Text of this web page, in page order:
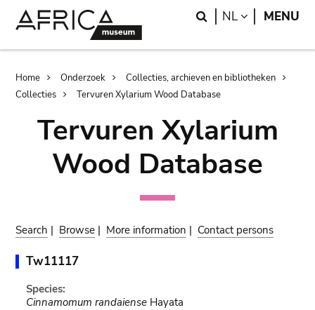
Search
NL LANGUAGE
MENU
Breadcrumb
Home Onderzoek
Collecties, archieven en bibliotheken
Collecties
Tervuren Xylarium Wood Database
Tervuren Xylarium
Wood Database
Search | Browse | More information | Contact persons
Tw11117
Species:
Cinnamomum randaienseHayata